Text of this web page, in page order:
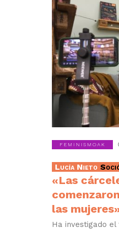
FEMINISMOAK
Lucía Nieto
«Las
las
Ha investigado